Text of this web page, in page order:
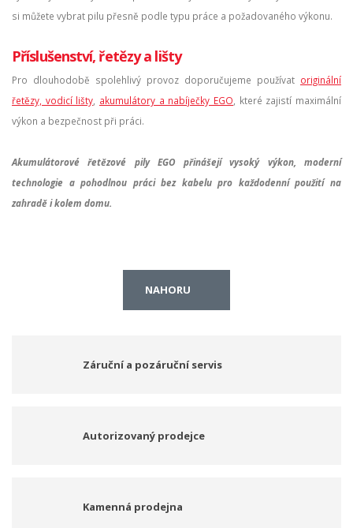
si můžete vybrat pilu přesně podle typu práce a požadovaného výkonu.
Příslušenství, řetězy a lišty
Pro dlouhodobě spolehlivý provoz doporučujeme používat originální
řetězy, vodicí lišty akumulátory a nabíječky EGO , které zajistí maximální
výkon a bezpečnost při práci.
Akumulátorové řetězové pily EGO přinášejí vysoký výkon, moderní
technologie a pohodlnou práci bez kabelu pro každodenní použití na
zahradě i kolem domu.
NAHORU
Záruční a pozáruční servis
Autorizovaný prodejce
Kamenná prodejna